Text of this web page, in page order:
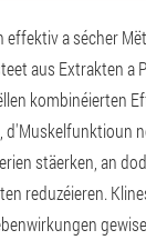
effektiv a sécher
aus Extrakten a
kombinéierten
stäerken, an
reduzéieren.